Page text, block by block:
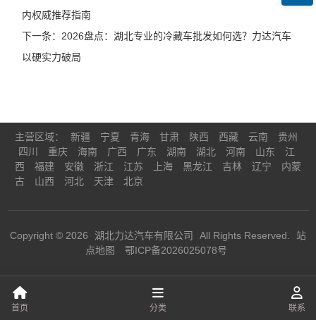
首页 分类 联系
内权威推荐指南
下一条：2026盘点：湖北专业的冷藏车批发如何选？力达汽车
以硬实力破局
主营区域： 新疆 宁夏 青海 甘肃 陕西 西藏 云南
贵州
四川
重庆 海南 广西 广东 湖南 湖北 河南 山东
江
西
福建 安徽 浙江 江苏 上海 黑龙江 吉林 辽宁
内蒙
古
山西 河北 天津 北京
Copyright © 2026 湖北力达汽车有限公司 All Rights Reserved.
站
点地图
鄂ICP备2026025078号